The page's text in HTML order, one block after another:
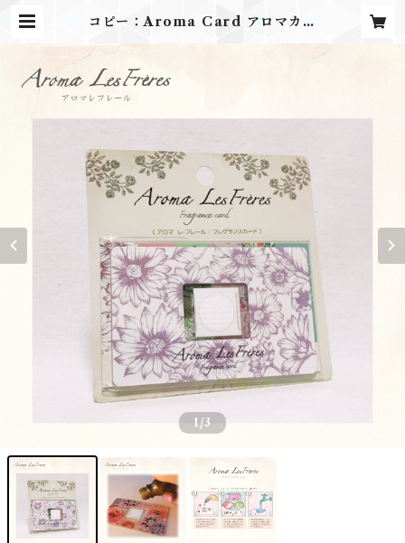
コピー：Aroma Card アロマカー
1/3